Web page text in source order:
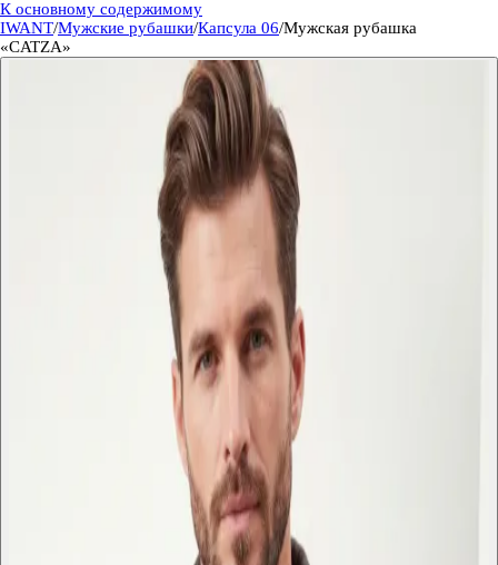
К основному содержимому
IWANT/Мужские рубашки/Капсула 06/Мужская рубашка
«CATZA»